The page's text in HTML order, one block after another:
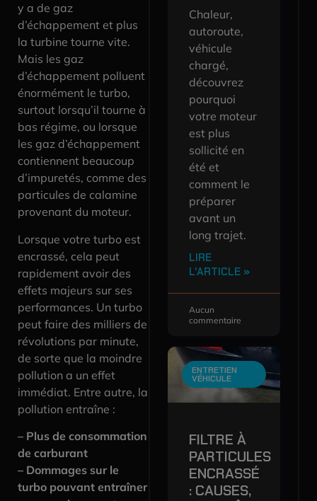
y a de gaz
d’échappement et plus
la turbine tourne vite.
Mais les gaz
d’échappement polluent
énormément le turbo,
surtout lorsqu’il tourne à
bas régime, ou lorsque
les gaz d’échappement
contiennent beaucoup
d’impuretés, comme des
particules de calamine
provenant du moteur.
Lorsque votre turbo est
encrassé, cela peut
rapidement avoir des
effets majeurs sur ses
performances. Un turbo
peut faire des milliers de
révolutions par minute,
de sorte que la moindre
pollution a un effet
immédiat. Entre autre, la
pollution entraîne :
– Plus de consommation
de carburant
– Dommages sur le
turbo pouvant entraîner
Chaleur,
autoroute,
véhicule
chargé,
découvrez
pourquoi
votre moteur
est plus
sollicité en
été et
comment le
préparer
avant un
long trajet.
LIRE
L'ARTICLE »
Aucun
commentaire
ENTRETIEN
VÉHICULE
FILTRE À
PARTICULES
ENCRASSÉ
: CAUSES,